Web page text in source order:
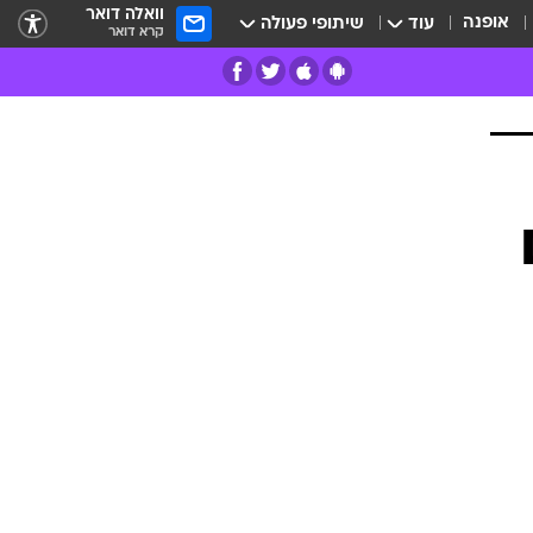
אופנה עוד שיתופי פעולה וואלה דואר
קרא דואר